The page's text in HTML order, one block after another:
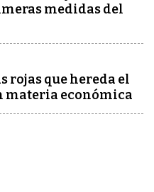
medidas del
rojas que hereda el
materia económica